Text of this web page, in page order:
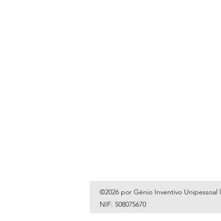
©2026 por Génio Inventivo Unipessoal
NIF: 508075670